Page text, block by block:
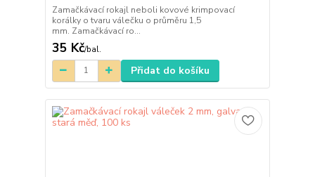
Zamačkávací rokajl neboli kovové krimpovací
korálky o tvaru válečku o průměru 1,5
mm. Zamačkávací ro...
35 Kč/bal.
Přidat do košíku